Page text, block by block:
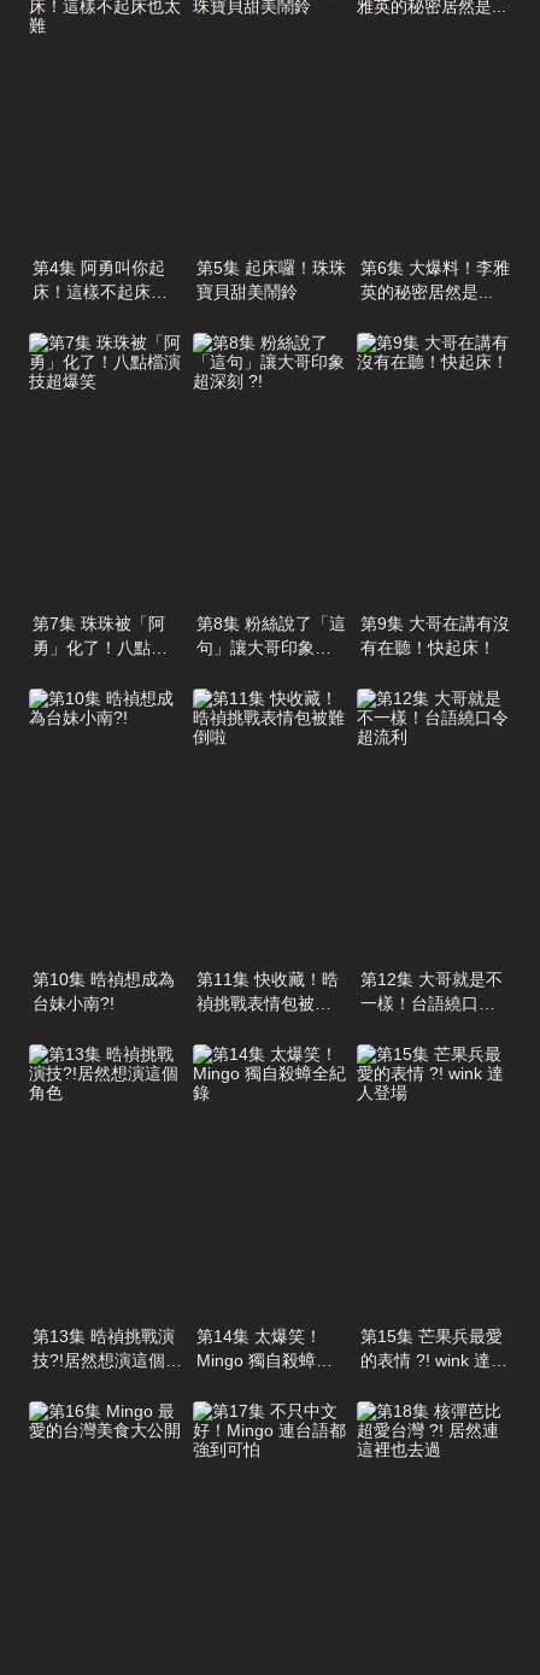
第4集 阿勇叫你起
床！這樣不起床也
第5集 起床囉！珠珠
寶貝甜美鬧鈴
第6集 大爆料！李雅
英的秘密居然是...
第7集 珠珠被「阿
勇」化了！八點檔
第8集 粉絲說了「這
句」讓大哥印象超
第9集 大哥在講有沒
有在聽！快起床！
第10集 晧禎想成為
台妹小南?!
第11集 快收藏！晧
禎挑戰表情包被難
第12集 大哥就是不
一樣！台語繞口令
第13集 晧禎挑戰演
技?!居然想演這個角
第14集 太爆笑！
Mingo 獨自殺蟑全
第15集 芒果兵最愛
的表情 ?! wink 達人